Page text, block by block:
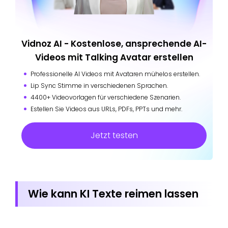
Vidnoz AI - Kostenlose, ansprechende AI-
Videos mit Talking Avatar erstellen
Professionelle AI Videos mit Avataren mühelos erstellen.
Lip Sync Stimme in verschiedenen Sprachen.
4400+ Videovorlagen für verschiedene Szenarien.
Estellen Sie Videos aus URLs, PDFs, PPTs und mehr.
Jetzt testen
Wie kann KI Texte reimen lassen